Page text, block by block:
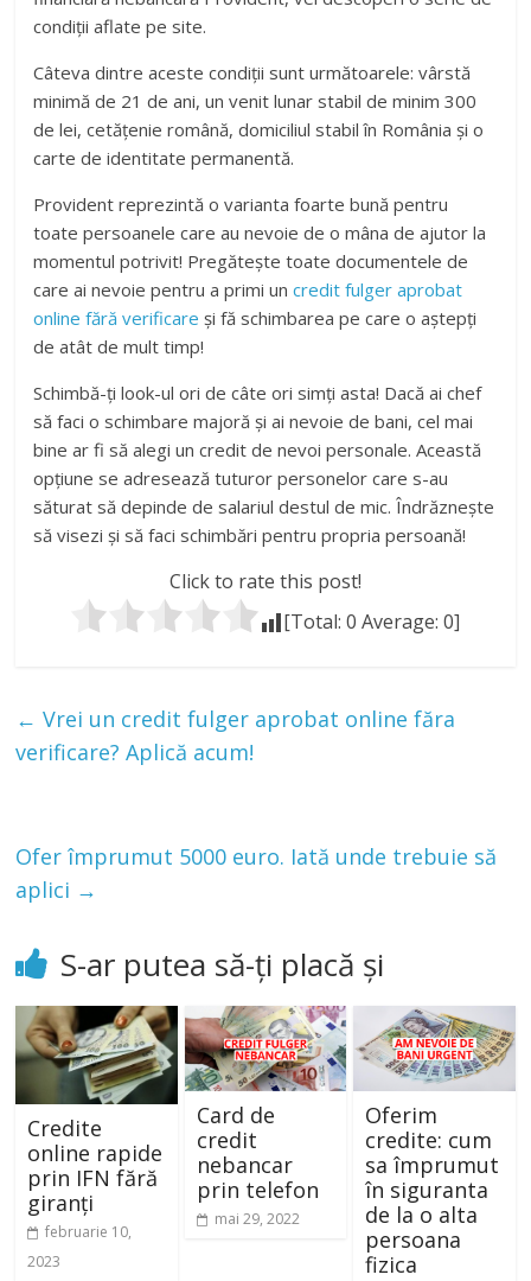
condiții aflate pe site.
Câteva dintre aceste condiții sunt următoarele: vârstă
minimă de 21 de ani, un venit lunar stabil de minim 300
de lei, cetățenie română, domiciliul stabil în România și o
carte de identitate permanentă.
Provident reprezintă o varianta foarte bună pentru
toate persoanele care au nevoie de o mâna de ajutor la
momentul potrivit! Pregătește toate documentele de
care ai nevoie pentru a primi uncredit fulger aprobat
online fără verificare și fă schimbarea pe care o aștepți
de atât de mult timp!
Schimbă-ți look-ul ori de câte ori simți asta! Dacă ai chef
să faci o schimbare majoră și ai nevoie de bani, cel mai
bine ar fi să alegi un credit de nevoi personale. Această
opțiune se adresează tuturor personelor care s-au
săturat să depinde de salariul destul de mic. Îndrăznește
să visezi și să faci schimbări pentru propria persoană!
Click to rate this post!
[Total:0 Average:0]
← Vrei un credit fulger aprobat online făra
verificare? Aplică acum!
Ofer împrumut 5000 euro. Iată unde trebuie să
aplici →
S-ar putea să-ți placă și
Credite
online rapide
prin IFN fără
giranți
februarie 10,
2023
Card de
credit
nebancar
prin telefon
mai 29, 2022
Oferim
credite: cum
sa împrumut
în siguranta
de la o alta
persoana
fizica